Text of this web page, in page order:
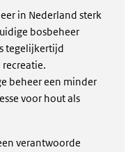
in Nederland sterk
bosbeheer
tegelijkertijd
beheer een minder
voor hout als
verantwoorde